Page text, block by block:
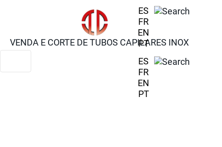
ES
FR
EN
PT
VENDA E CORTE DE TUBOS CAPILARES INOX
ES
FR
EN
PT